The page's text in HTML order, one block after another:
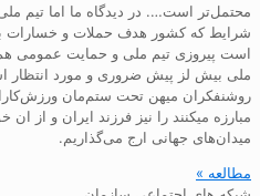
محتمل‌تر است…. در دیدگاه ما اما تیم
شرایط که کشور هدف حملات و خسارات
است پیروزی تیم ملی و حمایت عمومی
ملی بیش لز پیش ضروری و مورد انتظار
روشنفکران میهن تحت ستم‌مان
مبارزه میکنند را نیز فرزند ایران و از ان
میدان‌های جهانی ارج می‌گذاریم.
مطالعه »